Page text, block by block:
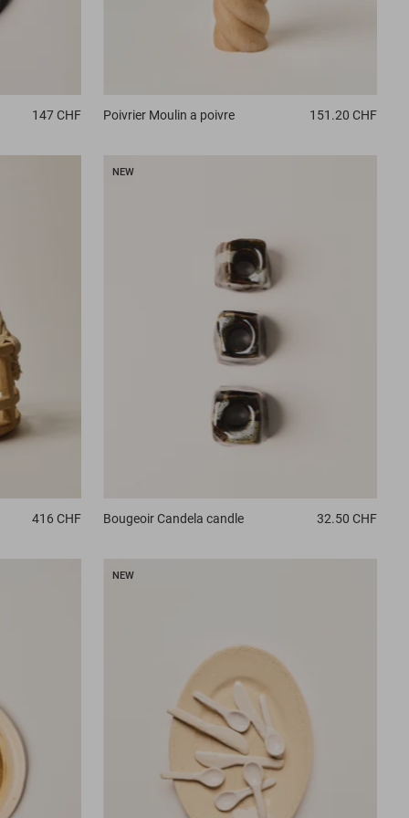
147 CHF Poivrier Moulin a poivre 151.20 CHF
416 CHF
NEW
Bougeoir Candela candle 32.50 CHF
NEW